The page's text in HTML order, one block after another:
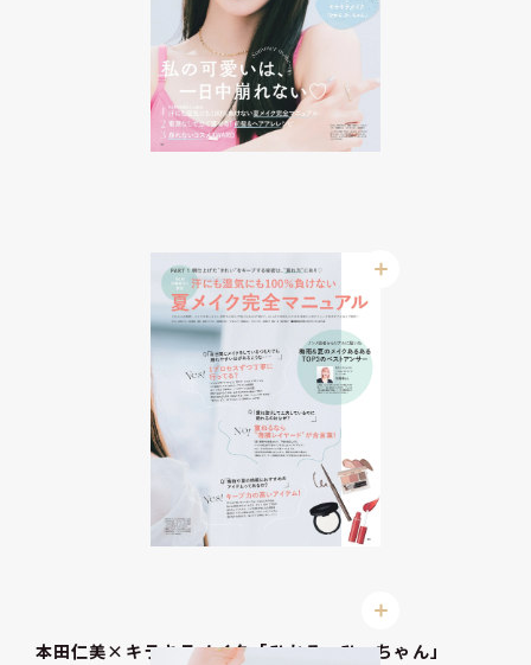
本田仁美×キラキラメイク「ひかる、ひぃちゃん」